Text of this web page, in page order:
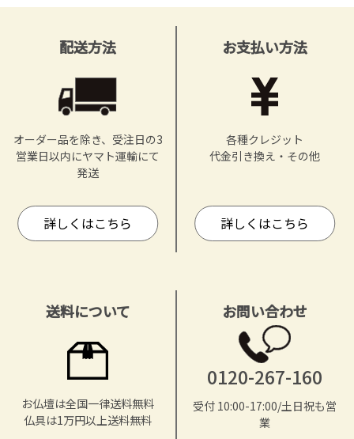
配送方法
オーダー品を除き、受注日の3
営業日以内にヤマト運輸にて
発送
詳しくはこちら
お支払い方法
各種クレジット
代金引き換え・その他
詳しくはこちら
送料について
お仏壇は全国一律送料無料
仏具は1万円以上送料無料
お問い合わせ
0120-267-160
受付 10:00-17:00/土日祝も営
業